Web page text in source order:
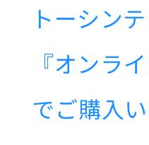
トーシン
『オンラ
でご購入い